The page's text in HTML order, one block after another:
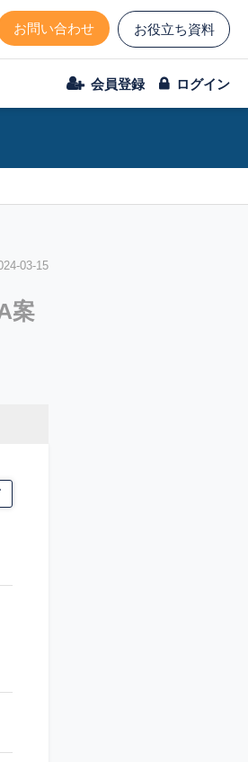
お問い合わせ お役立ち資料
会員登録 ログイン
03-15
案